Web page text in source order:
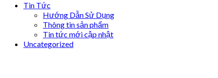
Tin Tức
Hướng Dẫn Sử Dụng
Thông tin sản phẩm
Tin tức mới cập nhật
Uncategorized